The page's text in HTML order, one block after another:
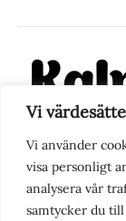
Vi
Vi använder
visa personligt
analysera vår
samtycker du
KalmarPosten
fokus på
perspektivet,
berättelser och